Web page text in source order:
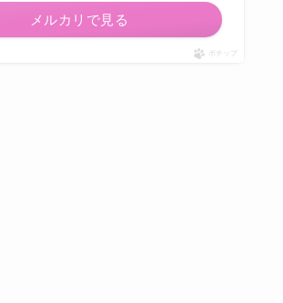
メルカリで見る
ポチップ